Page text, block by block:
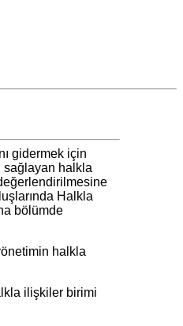
gidermek için
sağlayan halkla
Halkla
bölümde
halkla
ilişkiler birimi